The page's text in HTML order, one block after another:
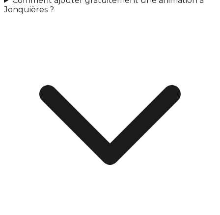
Jonquières ?